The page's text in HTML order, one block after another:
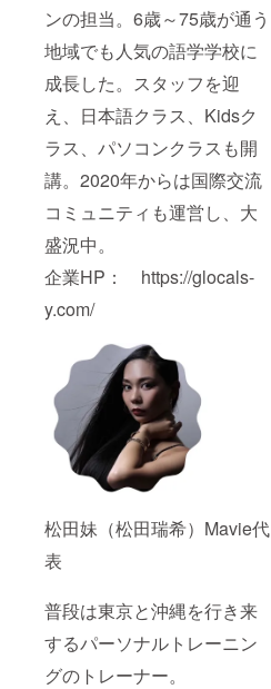
ンの担当。6歳～75歳が通う
地域でも人気の語学学校に
成長した。スタッフを迎
え、日本語クラス、Kidsク
ラス、パソコンクラスも開
講。2020年からは国際交流
コミュニティも運営し、大
盛況中。
企業HP： https://glocals-
y.com/
松田妹（松田瑞希）Mavie代
表
普段は東京と沖縄を行き来
するパーソナルトレーニン
グのトレーナー。